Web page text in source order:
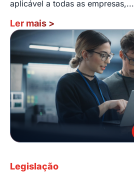
aplicável a todas as empresas,...
Ler mais >
Legislação